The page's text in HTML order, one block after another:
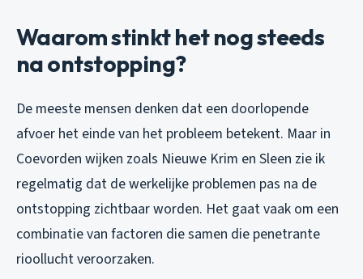
Waarom stinkt het nog steeds
na ontstopping?
De meeste mensen denken dat een doorlopende
afvoer het einde van het probleem betekent. Maar in
Coevorden wijken zoals Nieuwe Krim en Sleen zie ik
regelmatig dat de werkelijke problemen pas na de
ontstopping zichtbaar worden. Het gaat vaak om een
combinatie van factoren die samen die penetrante
rioollucht veroorzaken.